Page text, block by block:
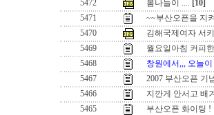
5472
봄나들이 .... [10]
5471
~~부산오픈을 지
5470
김해국제여자 서
5469
월요일아침 커피
5468
창원에서,,, 오늘
5467
2007 부산오픈 기
5466
지깐게 안서고 배
5465
부산오픈 화이팅